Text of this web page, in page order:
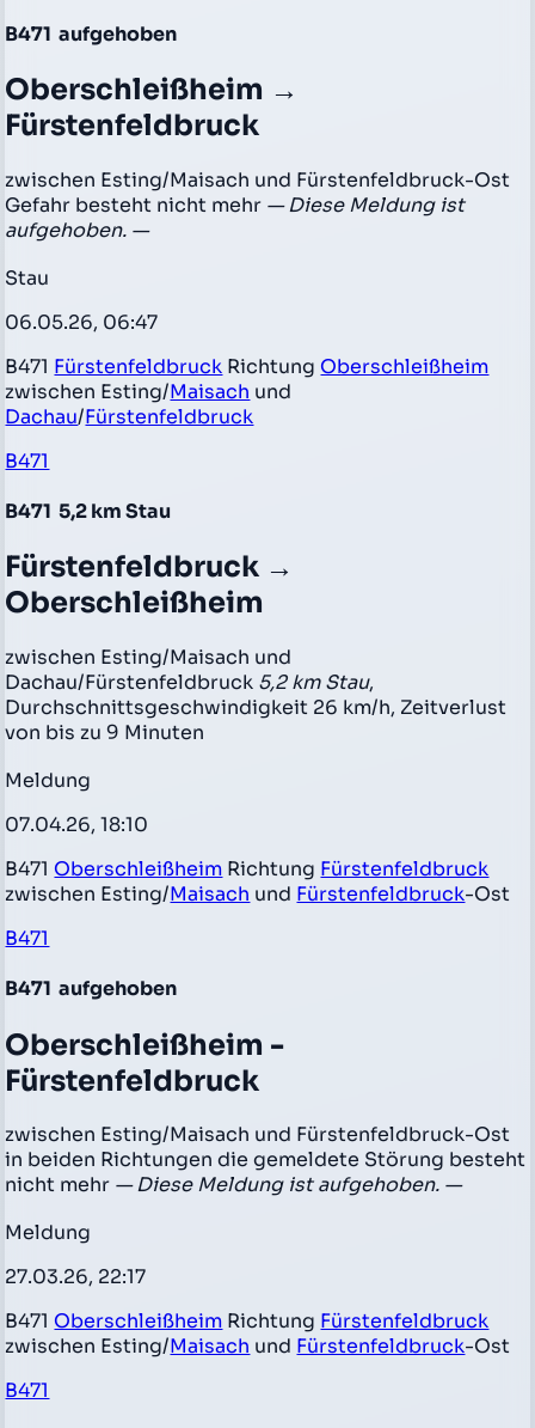
B471 aufgehoben
Oberschleißheim →
Fürstenfeldbruck
zwischen Esting/Maisach und Fürstenfeldbruck-Ost
Gefahr besteht nicht mehr — Diese Meldung ist
aufgehoben. —
Stau
06.05.26, 06:47
B471 Fürstenfeldbruck Richtung Oberschleißheim
zwischen Esting/Maisach und
Dachau/Fürstenfeldbruck
B471
B471 5,2 km Stau
Fürstenfeldbruck →
Oberschleißheim
zwischen Esting/Maisach und
Dachau/Fürstenfeldbruck 5,2 km Stau,
Durchschnittsgeschwindigkeit 26 km/h, Zeitverlust
von bis zu 9 Minuten
Meldung
07.04.26, 18:10
B471 Oberschleißheim Richtung Fürstenfeldbruck
zwischen Esting/Maisach und Fürstenfeldbruck-Ost
B471
B471 aufgehoben
Oberschleißheim -
Fürstenfeldbruck
zwischen Esting/Maisach und Fürstenfeldbruck-Ost
in beiden Richtungen die gemeldete Störung besteht
nicht mehr — Diese Meldung ist aufgehoben. —
Meldung
27.03.26, 22:17
B471 Oberschleißheim Richtung Fürstenfeldbruck
zwischen Esting/Maisach und Fürstenfeldbruck-Ost
B471